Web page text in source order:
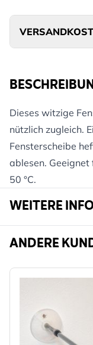
Dieses witzige
nützlich zugleich.
Fensterscheibe
ablesen. Geeignet
50 °C.
WEITERE
Artikelnr.
Länge
ANDERE